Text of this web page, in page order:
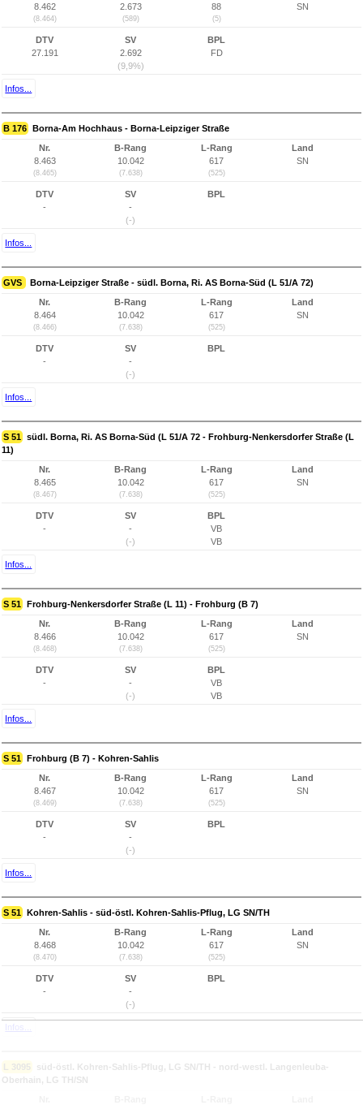
8.462
(8.464)
2.673
(589)
88
(5)
SN
DTV
27.191
SV
2.692
(9,9%)
BPL
FD
Infos...
B 176 Borna-Am Hochhaus - Borna-Leipziger Straße
Nr.
8.463
(8.465)
B-Rang
10.042
(7.638)
L-Rang
617
(525)
Land
SN
DTV
-
SV
-
(-)
BPL
Infos...
GVS Borna-Leipziger Straße - südl. Borna, Ri. AS Borna-Süd (L 51/A 72)
Nr.
8.464
(8.466)
B-Rang
10.042
(7.638)
L-Rang
617
(525)
Land
SN
DTV
-
SV
-
(-)
BPL
Infos...
S 51 südl. Borna, Ri. AS Borna-Süd (L 51/A 72 - Frohburg-Nenkersdorfer Straße (L
11)
Nr.
8.465
(8.467)
B-Rang
10.042
(7.638)
L-Rang
617
(525)
Land
SN
DTV
-
SV
-
(-)
BPL
VB
VB
Infos...
S 51 Frohburg-Nenkersdorfer Straße (L 11) - Frohburg (B 7)
Nr.
8.466
(8.468)
B-Rang
10.042
(7.638)
L-Rang
617
(525)
Land
SN
DTV
-
SV
-
(-)
BPL
VB
VB
Infos...
S 51 Frohburg (B 7) - Kohren-Sahlis
Nr.
8.467
(8.469)
B-Rang
10.042
(7.638)
L-Rang
617
(525)
Land
SN
DTV
-
SV
-
(-)
BPL
Infos...
S 51 Kohren-Sahlis - süd-östl. Kohren-Sahlis-Pflug, LG SN/TH
Nr.
8.468
(8.470)
B-Rang
10.042
(7.638)
L-Rang
617
(525)
Land
SN
DTV
-
SV
-
(-)
BPL
Infos...
L 3095
süd-östl. Kohren-Sahlis-Pflug, LG SN/TH - nord-westl. Langenleuba-
Oberhain, LG TH/SN